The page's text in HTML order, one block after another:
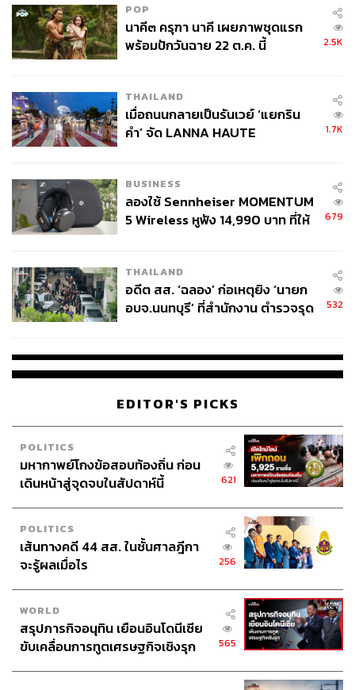
จ่านิว-สิรวิชญ์ เสรีธิวัฒน์
ABOUT THE AUTHOR
พลวุฒิ สงสกุล
ABOUT THE PHOTOGRAPHER
ช่างภาพข่าว ประจำสำนักข่าว THE
POP
นาคี๓ ครุฑา นาคี เผยภาพชุดแรก
พร้อมปักวันฉาย 22 ต.ค. นี้
2.5K
THAILAND
เมื่อถนนกลายเป็นรันเวย์ ‘แยกริน
คำ’ จัด LANNA HAUTE
1.7K
BUSINESS
ลองใช้ Sennheiser MOMENTUM
5 Wireless หูฟัง 14,990 บาท ที่ให้
679
THAILAND
อดีต สส. ‘ฉลอง’ ก่อเหตุยิง ‘นายก
อบจ.นนทบุรี’ ที่สำนักงาน ตำรวจรุด
532
EDITOR'S PICKS
POLITICS
มหากาพย์โกงข้อสอบท้องถิ่น ก่อน
เดินหน้าสู่จุดจบในสัปดาห์นี้
621
POLITICS
เส้นทางคดี 44 สส. ในชั้นศาลฎีกา
จะรู้ผลเมื่อไร
256
WORLD
สรุปภารกิจอนุทิน เยือนอินโดนีเซีย
ขับเคลื่อนการทูตเศรษฐกิจเชิงรุก
565